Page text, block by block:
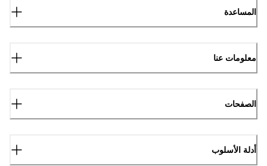
المساعدة
معلومات عنا
الصفحات
أدلة الأسلوب